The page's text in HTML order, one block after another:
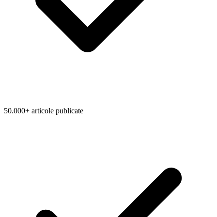
50.000+ articole publicate